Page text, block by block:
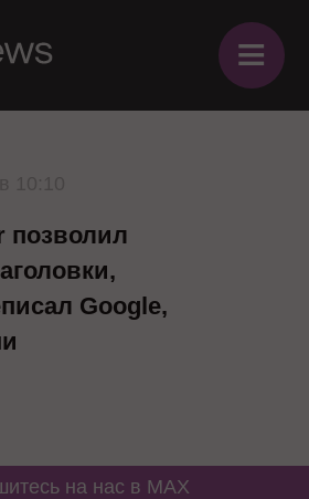
≡
позволил
Google,
на нас в MAX